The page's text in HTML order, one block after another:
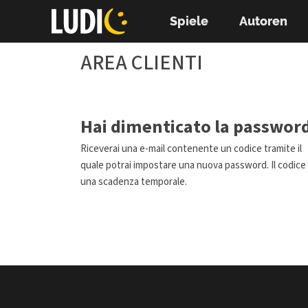
Spiele Autoren
AREA CLIENTI
Hai dimenticato la
Riceverai una e-mail contenente un codice tramite il
quale potrai impostare una nuova password. Il codice
una scadenza temporale.